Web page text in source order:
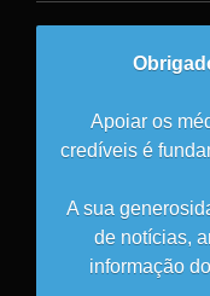
Apoiar os
credíveis é
A sua
de notícias,
informação